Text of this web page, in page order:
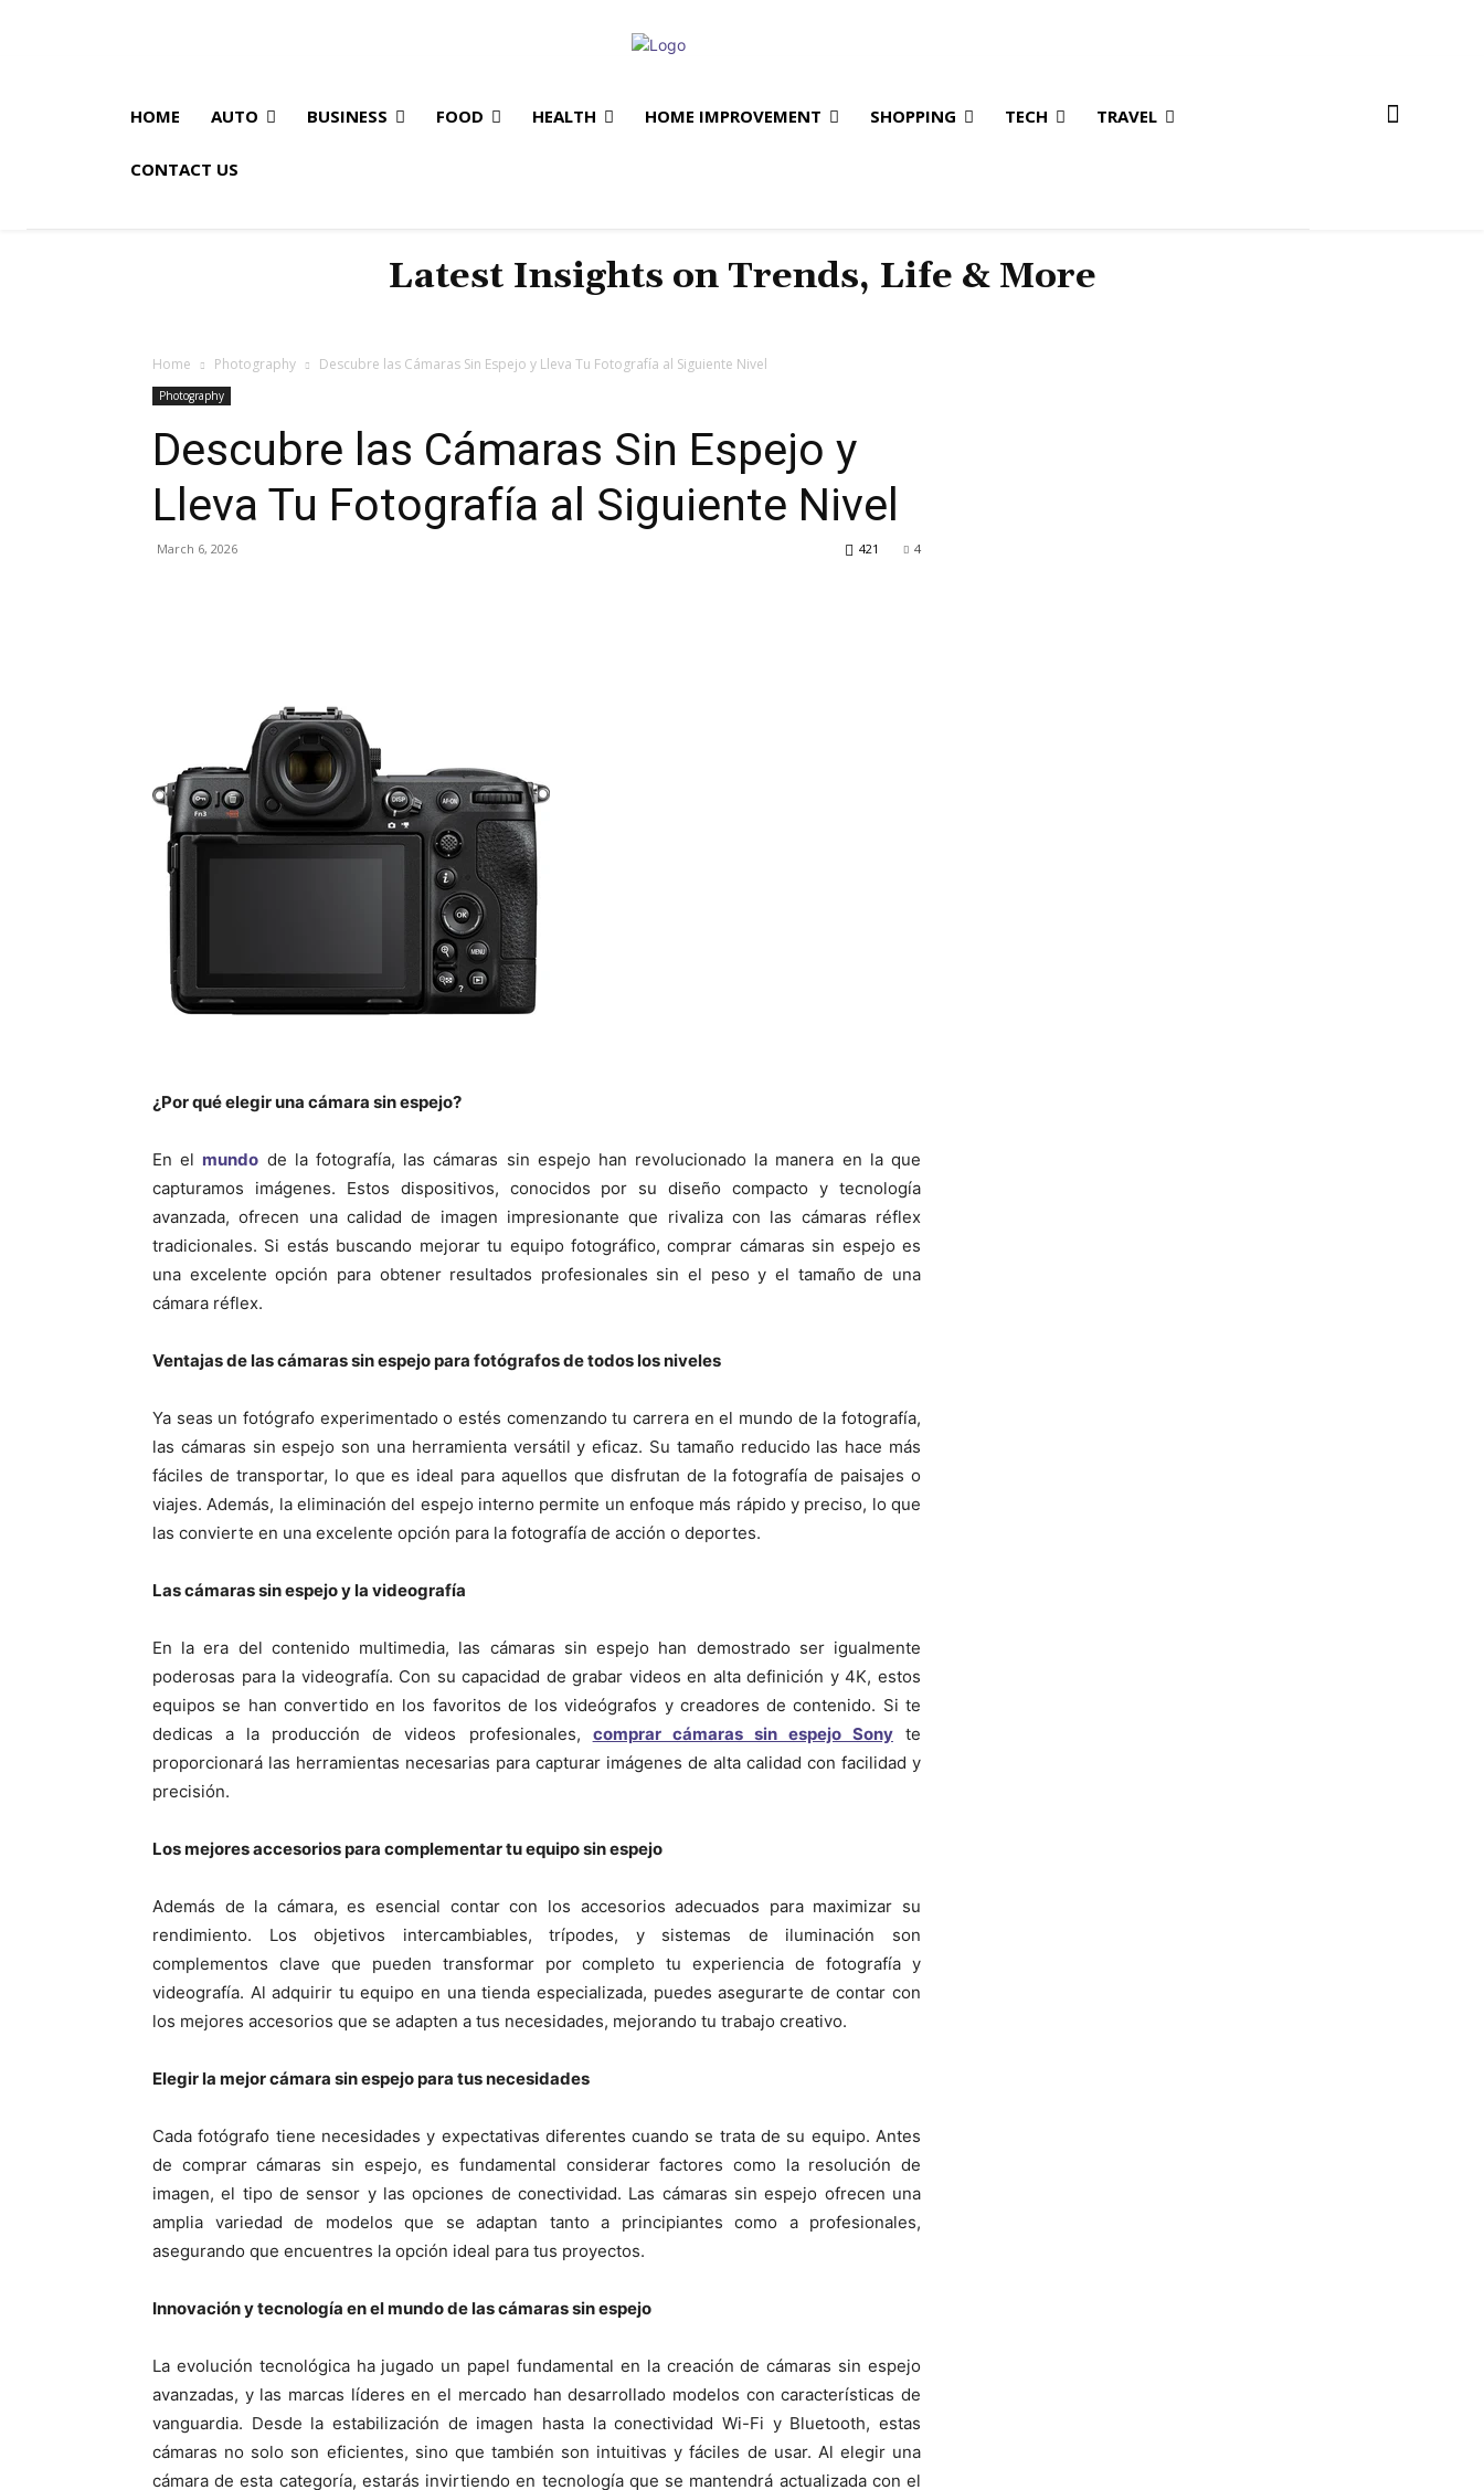
HOME AUTO BUSINESS FOOD HEALTH HOME IMPROVEMENT SHOPPING TECH TRAVEL
CONTACT US
Latest Insights on Trends, Life & More
Home Photography Descubre las Cámaras Sin Espejo y Lleva Tu Fotografía al Siguiente Nivel
Photography
Descubre las Cámaras Sin Espejo y
Lleva Tu Fotografía al Siguiente Nivel
March 6, 2026 4
421
¿Por qué elegir una cámara sin espejo?
En el mundo de la fotografía, las cámaras sin espejo han revolucionado la manera en la que
capturamos imágenes. Estos dispositivos, conocidos por su diseño compacto y tecnología
avanzada, ofrecen una calidad de imagen impresionante que rivaliza con las cámaras réflex
tradicionales. Si estás buscando mejorar tu equipo fotográfico, comprar cámaras sin espejo es
una excelente opción para obtener resultados profesionales sin el peso y el tamaño de una
cámara réflex.
Ventajas de las cámaras sin espejo para fotógrafos de todos los niveles
Ya seas un fotógrafo experimentado o estés comenzando tu carrera en el mundo de la fotografía,
las cámaras sin espejo son una herramienta versátil y eficaz. Su tamaño reducido las hace más
fáciles de transportar, lo que es ideal para aquellos que disfrutan de la fotografía de paisajes o
viajes. Además, la eliminación del espejo interno permite un enfoque más rápido y preciso, lo que
las convierte en una excelente opción para la fotografía de acción o deportes.
Las cámaras sin espejo y la videografía
En la era del contenido multimedia, las cámaras sin espejo han demostrado ser igualmente
poderosas para la videografía. Con su capacidad de grabar videos en alta definición y 4K, estos
equipos se han convertido en los favoritos de los videógrafos y creadores de contenido. Si te
dedicas a la producción de videos profesionales, comprar cámaras sin espejo Sonyte
proporcionará las herramientas necesarias para capturar imágenes de alta calidad con facilidad y
precisión.
Los mejores accesorios para complementar tu equipo sin espejo
Además de la cámara, es esencial contar con los accesorios adecuados para maximizar su
rendimiento. Los objetivos intercambiables, trípodes, y sistemas de iluminación son
complementos clave que pueden transformar por completo tu experiencia de fotografía y
videografía. Al adquirir tu equipo en una tienda especializada, puedes asegurarte de contar con
los mejores accesorios que se adapten a tus necesidades, mejorando tu trabajo creativo.
Elegir la mejor cámara sin espejo para tus necesidades
Cada fotógrafo tiene necesidades y expectativas diferentes cuando se trata de su equipo. Antes
de comprar cámaras sin espejo, es fundamental considerar factores como la resolución de
imagen, el tipo de sensor y las opciones de conectividad. Las cámaras sin espejo ofrecen una
amplia variedad de modelos que se adaptan tanto a principiantes como a profesionales,
asegurando que encuentres la opción ideal para tus proyectos.
Innovación y tecnología en el mundo de las cámaras sin espejo
La evolución tecnológica ha jugado un papel fundamental en la creación de cámaras sin espejo
avanzadas, y las marcas líderes en el mercado han desarrollado modelos con características de
vanguardia. Desde la estabilización de imagen hasta la conectividad Wi-Fi y Bluetooth, estas
cámaras no solo son eficientes, sino que también son intuitivas y fáciles de usar. Al elegir una
cámara de esta categoría, estarás invirtiendo en tecnología que se mantendrá actualizada con el